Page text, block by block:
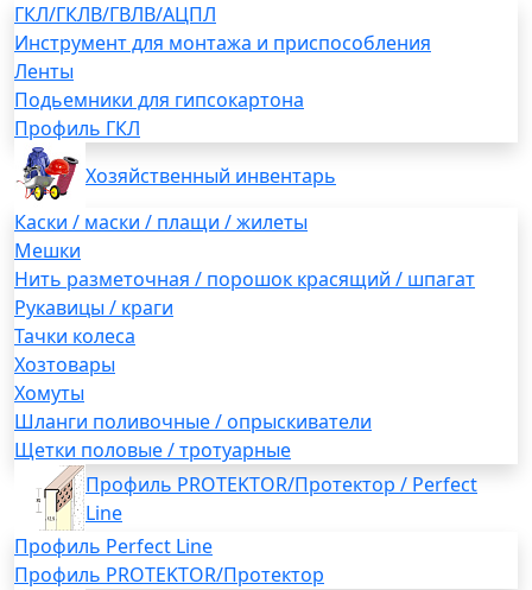
ГКЛ/ГКЛВ/ГВЛВ/АЦПЛ
Инструмент для монтажа и приспособления
Ленты
Подьемники для гипсокартона
Профиль ГКЛ
Хозяйственный инвентарь
Каски / маски / плащи / жилеты
Мешки
Нить разметочная / порошок красящий / шпагат
Рукавицы / краги
Тачки колеса
Хозтовары
Хомуты
Шланги поливочные / опрыскиватели
Щетки половые / тротуарные
Профиль PROTEKTOR/Протектор / Perfect
Line
Профиль Perfect Line
Профиль PROTEKTOR/Протектор